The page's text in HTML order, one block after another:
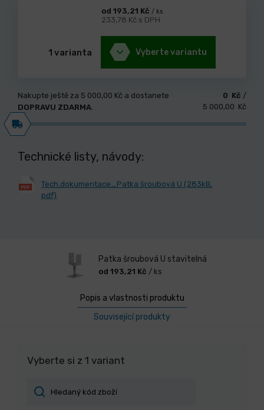
od 193,21 Kč / ks
233,78 Kč s DPH
1 varianta Vyberte variantu
Nakupte ještě za 5 000,00 Kč a dostanete
DOPRAVU ZDARMA.
0 Kč /
5 000,00 Kč
Technické listy, návody:
Tech.dokumentace_Patka šroubová U (283kB,
pdf)
Patka šroubová U stavitelná
od 193,21 Kč / ks
Popis a vlastnosti produktu
Související produkty
Vyberte si z 1 variant